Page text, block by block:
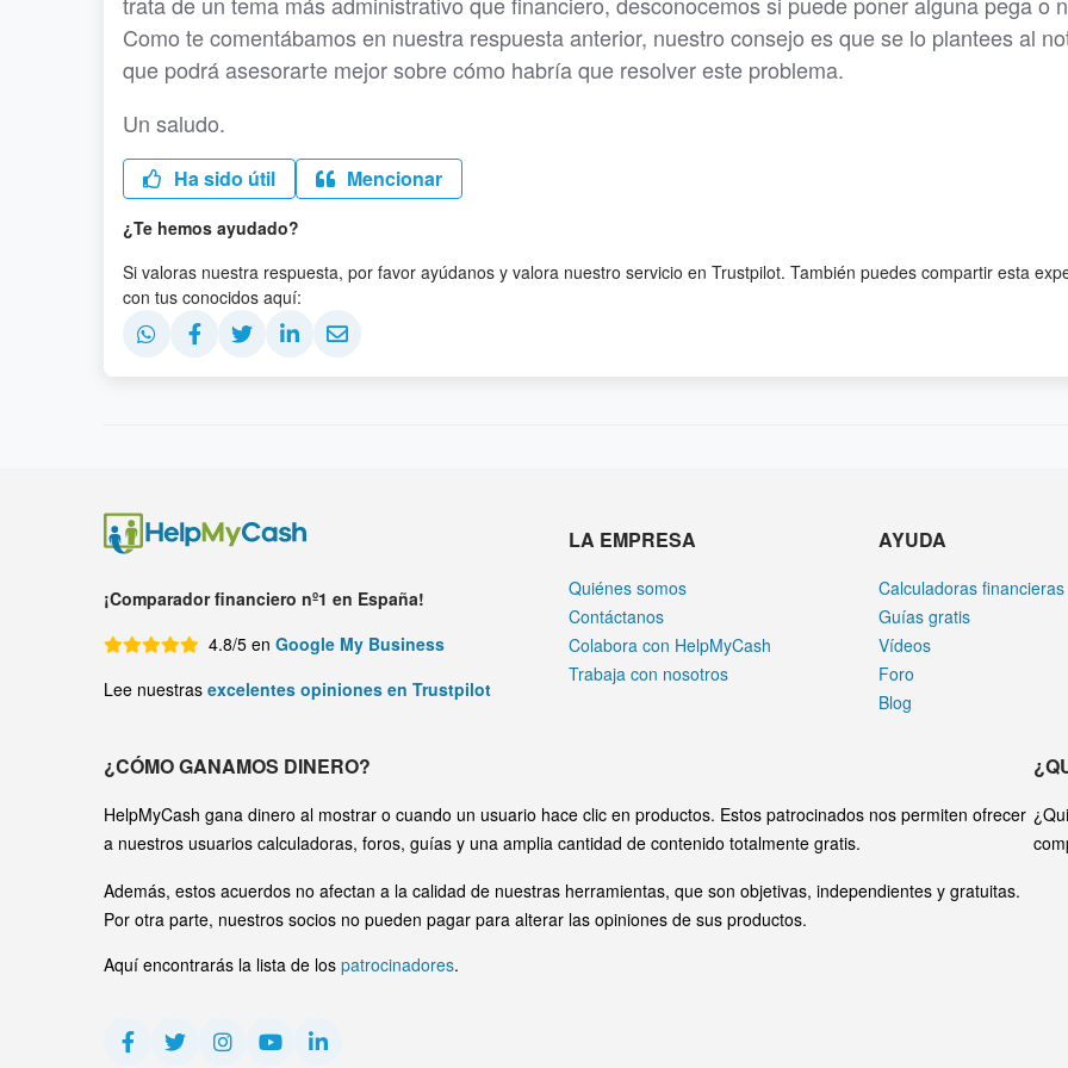
Como te comentábamos en nuestra respuesta anterior, nuestro consejo es que se lo plantees al
que podrá asesorarte mejor sobre cómo habría que resolver este problema.
Un saludo.
Ha sido útil Mencionar
¿Te hemos ayudado?
Si valoras nuestra respuesta, por favor ayúdanos y valora nuestro servicio en Trustpilot. También puedes compartir esta
con tus conocidos aquí:
¡Comparador financiero nº1 en España!
4.8/5 en Google My Business
Lee nuestras excelentes opiniones en Trustpilot
LA EMPRESA
Quiénes somos
Contáctanos
Colabora con HelpMyCash
Trabaja con nosotros
AYUDA
Calculadoras financieras
Guías gratis
Vídeos
Foro
Blog
¿CÓMO GANAMOS DINERO?
HelpMyCash gana dinero al mostrar o cuando un usuario hace clic en productos. Estos patrocinados nos permiten ofrecer
a nuestros usuarios calculadoras, foros, guías y una amplia cantidad de contenido totalmente gratis.
Además, estos acuerdos no afectan a la calidad de nuestras herramientas, que son objetivas, independientes y gratuitas.
Por otra parte, nuestros socios no pueden pagar para alterar las opiniones de sus productos.
Aquí encontrarás la lista de los patrocinadores.